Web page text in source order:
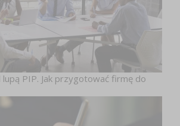
PIP. Jak przygotować firmę do